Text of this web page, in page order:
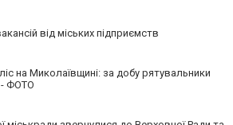
від міських підприємств
на Миколаївщині: за добу рятувальники
- ФОТО